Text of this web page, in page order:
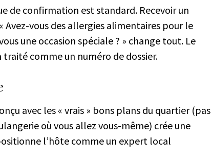
de confirmation est standard. Recevoir un
Avez-vous des allergies alimentaires pour le
une occasion spéciale ? » change tout. Le
comme un numéro de dossier.
avec les « vrais » bons plans du quartier (pas
où vous allez vous-même) crée une
l’hôte comme un expert local